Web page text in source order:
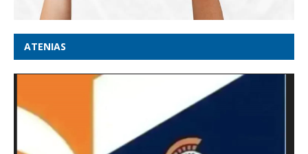
ATENIAS